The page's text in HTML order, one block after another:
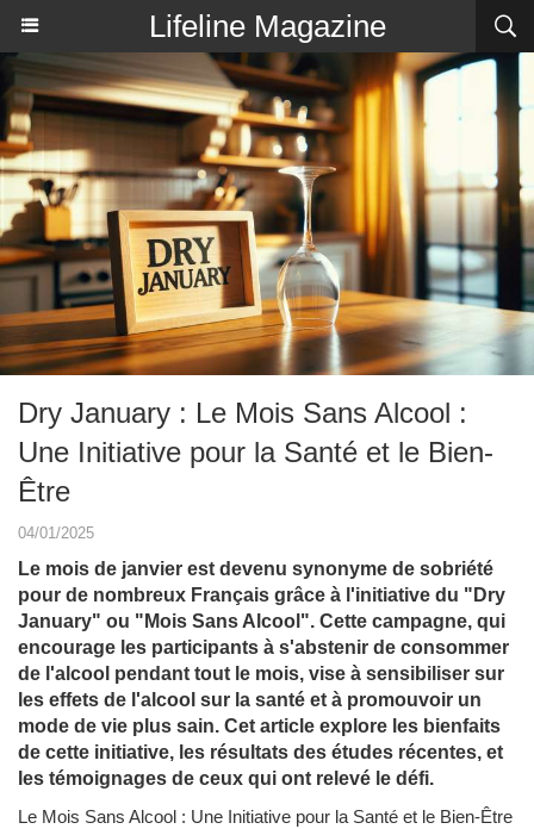
Lifeline Magazine
Dry January : Le Mois Sans Alcool :
Une Initiative pour la Santé et le Bien-
Être
04/01/2025
Le mois de janvier est devenu synonyme de sobriété
pour de nombreux Français grâce à l'initiative du "Dry
January" ou "Mois Sans Alcool". Cette campagne, qui
encourage les participants à s'abstenir de consommer
de l'alcool pendant tout le mois, vise à sensibiliser sur
les effets de l'alcool sur la santé et à promouvoir un
mode de vie plus sain. Cet article explore les bienfaits
de cette initiative, les résultats des études récentes, et
les témoignages de ceux qui ont relevé le défi.
Le Mois Sans Alcool : Une Initiative pour la Santé et le Bien-Être